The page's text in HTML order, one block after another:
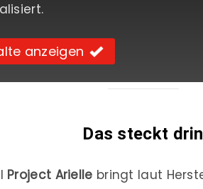
anzeigen
Das steckt drin
Project Arielle bringt laut